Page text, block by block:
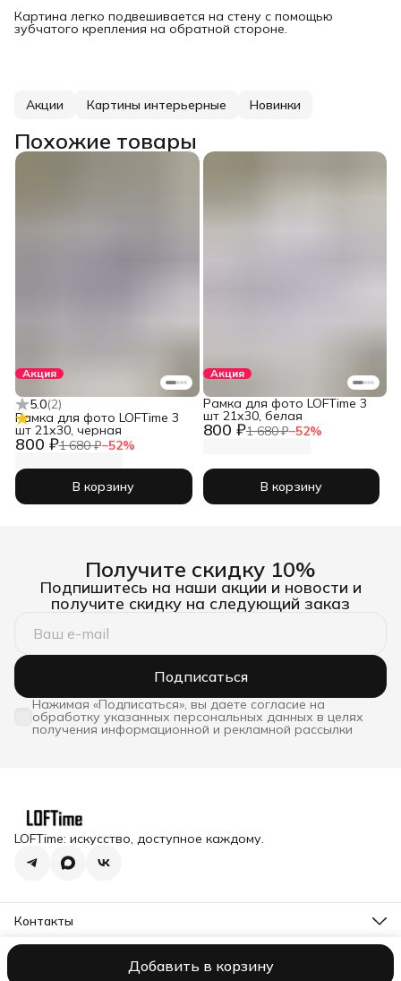
Добавить в корзину
Картина легко подвешивается на стену с помощью
зубчатого крепления на обратной стороне.
Акции Картины интерьерные Новинки
Похожие товары
Акция
5.0(2)
800 ₽1 680 ₽−52%
Рамка для фото LOFTime 3
шт 21х30, черная
В корзину
Акция
800 ₽1 680 ₽−52%
Рамка для фото LOFTime 3
шт 21х30, белая
В корзину
Получите скидку 10%
Подпишитесь на наши акции и новости и
получите скидку на следующий заказ
Подписаться
Нажимая «Подписаться», вы даете согласие на
обработку указанных персональных данных в целях
получения информационной и рекламной рассылки
LOFTime: искусство, доступное каждому.
Контакты
Адрес
Правила возвратаРеквизиты